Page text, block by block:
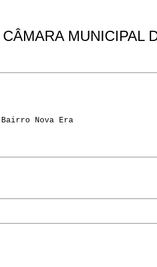
CÂMARA MUNICIPAL
Nova Era